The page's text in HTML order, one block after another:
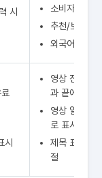
시
소비자들이
추천/보증이
외국어 표기
시
영상 전체가
과 끝에 광고
영상 일부분
로 표시
제목 표시 시
절